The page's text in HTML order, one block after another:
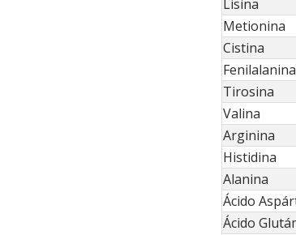
Lisina
Metionina
Cistina
Fenilalanina
Tirosina
Valina
Arginina
Histidina
Alanina
Ácido
Ácido